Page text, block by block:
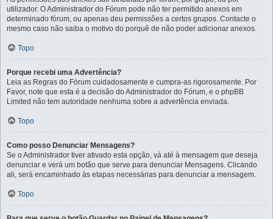
utilizador. O Administrador do Fórum pode não ter permitido anexos em
determinado fórum, ou apenas deu permissões a certos grupos. Contacte o
mesmo caso não saiba o motivo do porquê de não poder adicionar anexos.
Topo
Porque recebi uma Advertência?
Leia as Regras do Fórum cuidadosamente e cumpra-as rigorosamente. Por
Favor, note que esta é a decisão do Administrador do Fórum, e o phpBB
Limited não tem autoridade nenhuma sobre a advertência enviada.
Topo
Como posso Denunciar Mensagens?
Se o Administrador tiver ativado esta opção, vá até à mensagem que deseja
denunciar e verá um botão que serve para denunciar Mensagens. Clicando
ali, será encaminhado às etapas necessárias para denunciar a mensagem.
Topo